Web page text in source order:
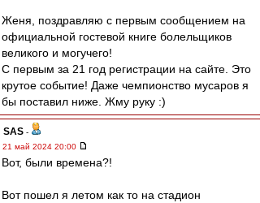
Женя, поздравляю с первым сообщением на
официальной гостевой книге болельщиков
великого и могучего!
С первым за 21 год регистрации на сайте. Это
крутое событие! Даже чемпионство мусаров я
бы поставил ниже. Жму руку :)
SAS -
21 май 2024 20:00
Вот, были времена?!
Вот пошел я летом как то на стадион